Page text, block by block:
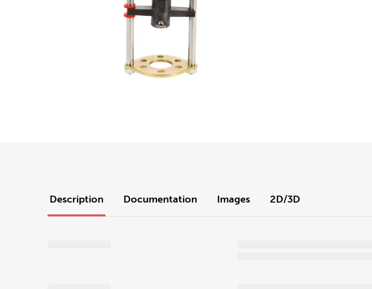
Description Documentation Images 2D/3D